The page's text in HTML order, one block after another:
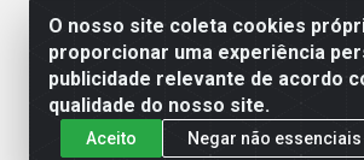
O nosso site coleta cookies
proporcionar uma experiência
publicidade relevante de acordo
qualidade do nosso site.
Aceito Negar não essenciais